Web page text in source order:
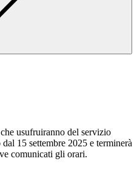
usufruiranno del servizio
15 settembre 2025 e terminerà
comunicati gli orari.